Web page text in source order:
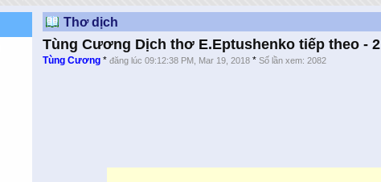
Thơ dịch
Tùng Cương Dịch thơ E.Eptushenko tiếp theo - 2
Tùng Cương* đăng lúc 09:12:38 PM, Mar 19, 2018* Số lần xem: 2082